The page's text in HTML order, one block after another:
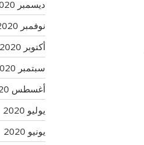
ديسمبر 2020
نوفمبر 2020
أكتوبر 2020
سبتمبر 2020
أغسطس 2020
يوليو 2020
يونيو 2020